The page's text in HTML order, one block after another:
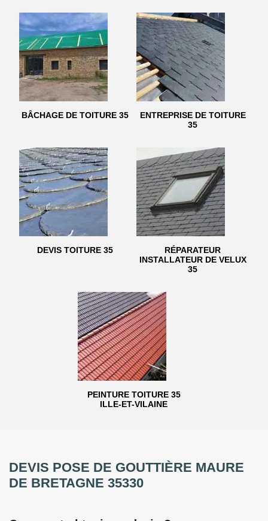
BÂCHAGE DE TOITURE 35
ENTREPRISE DE TOITURE
35
DEVIS TOITURE 35
RÉPARATEUR
INSTALLATEUR DE VELUX
35
PEINTURE TOITURE 35
ILLE-ET-VILAINE
DEVIS POSE DE GOUTTIÈRE MAURE
DE BRETAGNE 35330